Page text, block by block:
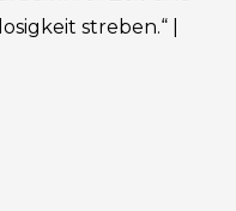
streben.“ |